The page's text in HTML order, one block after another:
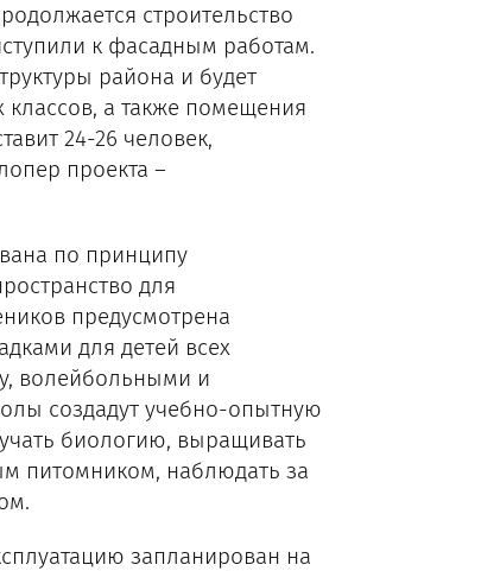
строительство
к фасадным работам.
района и будет
а также помещения
24-26 человек,
проекта –
по принципу
для
предусмотрена
для детей всех
волейбольными и
создадут учебно-опытную
биологию, выращивать
питомником, наблюдать за
запланирован на